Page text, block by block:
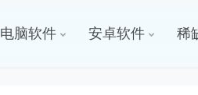
电脑软件 安卓软件 稀